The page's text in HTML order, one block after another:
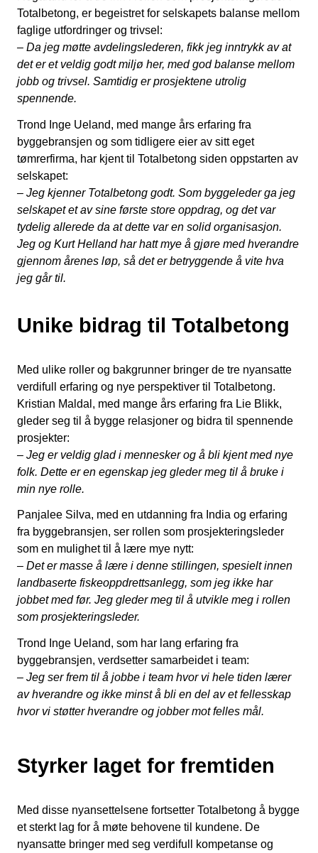
Totalbetong, er begeistret for selskapets balanse mellom
faglige utfordringer og trivsel:
– Da jeg møtte avdelingslederen, fikk jeg inntrykk av at
det er et veldig godt miljø her, med god balanse mellom
jobb og trivsel. Samtidig er prosjektene utrolig
spennende.
Trond Inge Ueland, med mange års erfaring fra
byggebransjen og som tidligere eier av sitt eget
tømrerfirma, har kjent til Totalbetong siden oppstarten av
selskapet:
– Jeg kjenner Totalbetong godt. Som byggeleder ga jeg
selskapet et av sine første store oppdrag, og det var
tydelig allerede da at dette var en solid organisasjon.
Jeg og Kurt Helland har hatt mye å gjøre med hverandre
gjennom årenes løp, så det er betryggende å vite hva
jeg går til.
Unike bidrag til Totalbetong
Med ulike roller og bakgrunner bringer de tre nyansatte
verdifull erfaring og nye perspektiver til Totalbetong.
Kristian Maldal, med mange års erfaring fra Lie Blikk,
gleder seg til å bygge relasjoner og bidra til spennende
prosjekter:
– Jeg er veldig glad i mennesker og å bli kjent med nye
folk. Dette er en egenskap jeg gleder meg til å bruke i
min nye rolle.
Panjalee Silva, med en utdanning fra India og erfaring
fra byggebransjen, ser rollen som prosjekteringsleder
som en mulighet til å lære mye nytt:
– Det er masse å lære i denne stillingen, spesielt innen
landbaserte fiskeoppdrettsanlegg, som jeg ikke har
jobbet med før. Jeg gleder meg til å utvikle meg i rollen
som prosjekteringsleder.
Trond Inge Ueland, som har lang erfaring fra
byggebransjen, verdsetter samarbeidet i team:
– Jeg ser frem til å jobbe i team hvor vi hele tiden lærer
av hverandre og ikke minst å bli en del av et fellesskap
hvor vi støtter hverandre og jobber mot felles mål.
Styrker laget for fremtiden
Med disse nyansettelsene fortsetter Totalbetong å bygge
et sterkt lag for å møte behovene til kundene. De
nyansatte bringer med seg verdifull kompetanse og